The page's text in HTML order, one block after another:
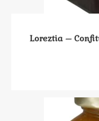
Loreztia –